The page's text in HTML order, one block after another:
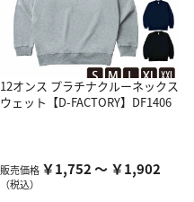
12オンス プラチナクルーネックス
ウェット【D-FACTORY】DF1406
販売価格 ￥1,752 ～ ￥1,902
（税込）